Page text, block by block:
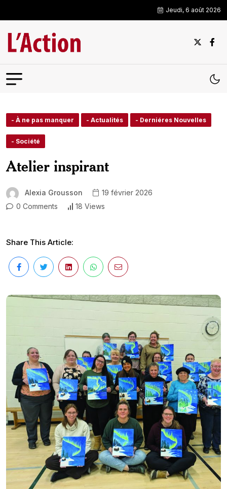
Jeudi, 6 août 2026
- À ne pas manquer - Actualités - Derniéres Nouvelles
- Société
Atelier inspirant
Alexia Grousson
19 février 2026
0 Comments
18 Views
Share This Article: